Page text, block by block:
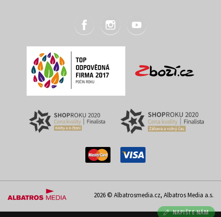
NAPIŠTE NÁM
2026 © Albatrosmedia.cz, Albatros Media a.s.